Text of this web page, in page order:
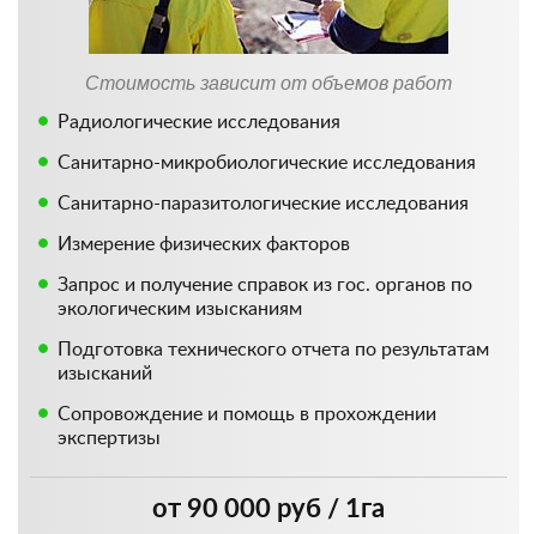
Стоимость зависит от объемов работ
Радиологические исследования
Санитарно-микробиологические исследования
Санитарно-паразитологические исследования
Измерение физических факторов
Запрос и получение справок из гос. органов по
экологическим изысканиям
Подготовка технического отчета по результатам
изысканий
Сопровождение и помощь в прохождении
экспертизы
от 90 000 руб / 1га